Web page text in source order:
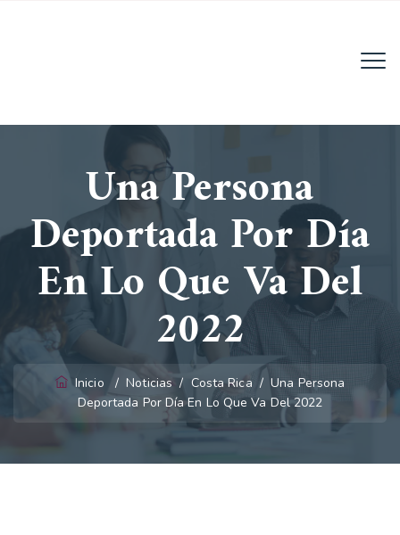
Teléfono:+506 6028-6135.
Horario: Lun - Vie (8AM - 4PM)
Una Persona
Deportada Por Día
En Lo Que Va Del
2022
Inicio /Noticias / Costa Rica /Una Persona
Deportada Por Día En Lo Que Va Del 2022